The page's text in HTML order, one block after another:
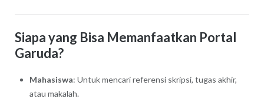
Siapa yang Bisa Memanfaatkan Portal
Garuda?
Mahasiswa: Untuk mencari referensi skripsi, tugas akhir,
atau makalah.